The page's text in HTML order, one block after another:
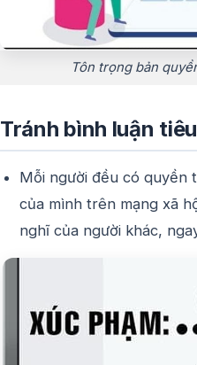
Tôn trọng bản
Tránh bình luận
Mỗi người đều có quyền
của mình trên mạng xã
nghĩ của người khác,